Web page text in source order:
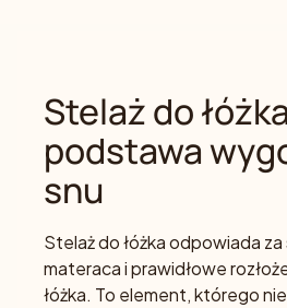
Stelaż do
podstawa
snu
Stelaż do łóżka odpowiada
materaca i prawidłowe
łóżka. To element, którego